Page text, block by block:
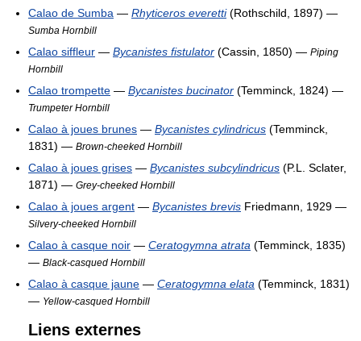
Calao de Sumba — Rhyticeros everetti(Rothschild, 1897) —
Sumba Hornbill
Calao siffleur — Bycanistes fistulator (Cassin, 1850) — Piping
Hornbill
Calao trompette — Bycanistes bucinator (Temminck, 1824) —
Trumpeter Hornbill
Calao à joues brunes — Bycanistes cylindricus (Temminck,
1831) — Brown-cheeked Hornbill
Calao à joues grises — Bycanistes subcylindricus (P.L. Sclater,
1871) — Grey-cheeked Hornbill
Calao à joues argent — Bycanistes brevis Friedmann, 1929 —
Silvery-cheeked Hornbill
Calao à casque noir — Ceratogymna atrata (Temminck, 1835)
— Black-casqued Hornbill
Calao à casque jaune — Ceratogymna elata (Temminck, 1831)
— Yellow-casqued Hornbill
Liens externes